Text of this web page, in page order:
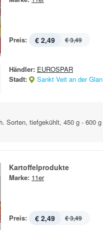
Preis: € 2,49 € 3,49
Händler: EUROSPAR
Stadt:
Sankt Veit an der Glan
Sorten, tiefgekühlt, 450 g - 600 g
Kartoffelprodukte
Marke: 11er
Preis: € 2,49 € 3,49